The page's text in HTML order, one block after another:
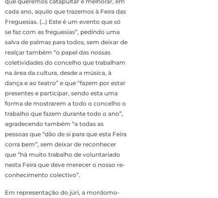
cada ano, aquilo que trazemos à Feira das
Freguesias. (…) Este é um evento que só
se faz com as freguesias”, pedindo uma
salva de palmas para todos, sem deixar de
rea­lçar também “o papel das nossas
coletividades do concelho que trabalham
na área da cultura, desde a música, à
dança e ao tea­tro” e que “fazem por es­tar
presentes e participar, sendo esta uma
forma de mostrarem a todo o con­celho o
trabalho que fa­zem durante todo o ano”,
agradecendo também “a todas as
pessoas que “dão de si para que esta Feira
corra bem”, sem deixar de reconhecer
que “há muito trabalho de volun­tariado
nesta Feira que deve merecer o nosso re­
conhecimento colectivo”.
Em representação do júri, a mordomo-